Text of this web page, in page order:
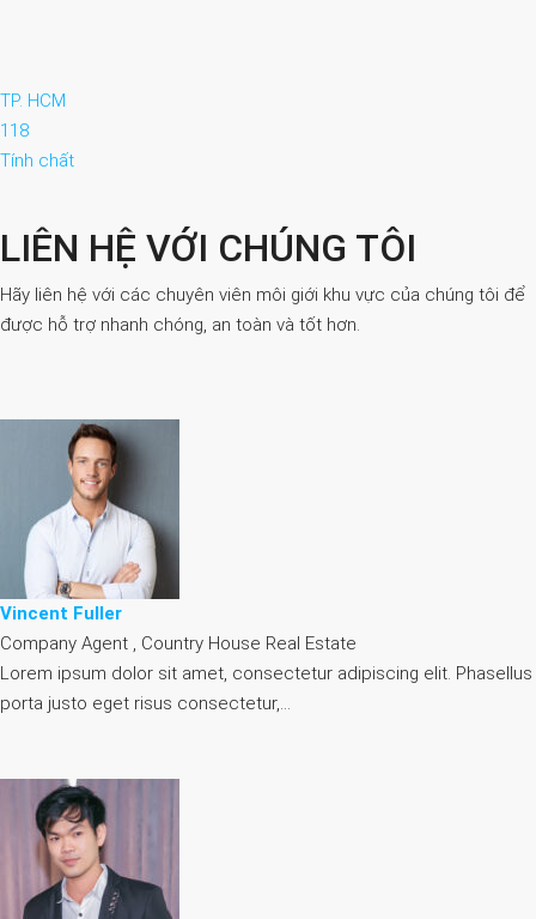
TP. HCM
118
Tính chất
LIÊN HỆ VỚI CHÚNG TÔI
Hãy liên hệ với các chuyên viên môi giới khu vực của chúng tôi để
được hỗ trợ nhanh chóng, an toàn và tốt hơn.
Vincent Fuller
Company Agent , Country House Real Estate
Lorem ipsum dolor sit amet, consectetur adipiscing elit. Phasellus
porta justo eget risus consectetur,…